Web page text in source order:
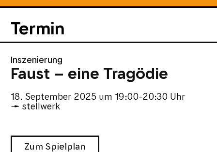
Termin
Inszenierung
Faust – eine Tragödie
18. September 2025 um 19:00-20:30 Uhr
stellwerk
Zum Spielplan